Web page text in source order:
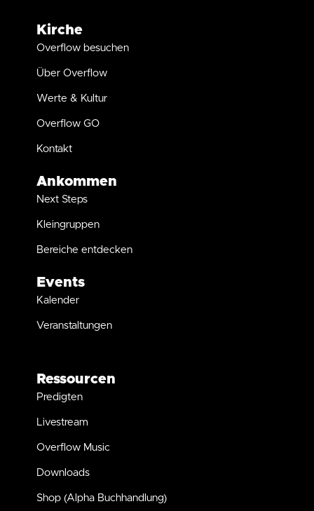
Kirche
Overflow besuchen
Über Overflow
Werte & Kultur
Overflow GO
Kontakt
Ankommen
Next Steps
Kleingruppen
Bereiche entdecken
Events
Kalender
Veranstaltungen
Ressourcen
Predigten
Livestream
Overflow Music
Downloads
Shop (Alpha Buchhandlung)